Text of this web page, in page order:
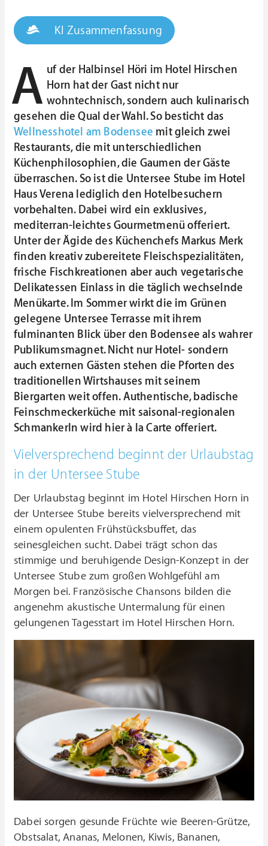
KI Zusammenfassung
A uf der Halbinsel Höri im Hotel Hirschen
Horn hat der Gast nicht nur
wohntechnisch, sondern auch kulinarisch
gesehen die Qual der Wahl. So besticht das
Wellnesshotel am Bodensee mit gleich zwei
Restaurants, die mit unterschiedlichen
Küchenphilosophien, die Gaumen der Gäste
überraschen. So ist die Untersee Stube im Hotel
Haus Verena lediglich den Hotelbesuchern
vorbehalten. Dabei wird ein exklusives,
mediterran-leichtes Gourmetmenü offeriert.
Unter der Ägide des Küchenchefs Markus Merk
finden kreativ zubereitete Fleischspezialitäten,
frische Fischkreationen aber auch vegetarische
Delikatessen Einlass in die täglich wechselnde
Menükarte. Im Sommer wirkt die im Grünen
gelegene Untersee Terrasse mit ihrem
fulminanten Blick über den Bodensee als wahrer
Publikumsmagnet. Nicht nur Hotel- sondern
auch externen Gästen stehen die Pforten des
traditionellen Wirtshauses mit seinem
Biergarten weit offen. Authentische, badische
Feinschmeckerküche mit saisonal-regionalen
Schmankerln wird hier à la Carte offeriert.
Vielversprechend beginnt der Urlaubstag
in der Untersee Stube
Der Urlaubstag beginnt im Hotel Hirschen Horn in
der Untersee Stube bereits vielversprechend mit
einem opulenten Frühstücksbuffet, das
seinesgleichen sucht. Dabei trägt schon das
stimmige und beruhigende Design-Konzept in der
Untersee Stube zum großen Wohlgefühl am
Morgen bei. Französische Chansons bilden die
angenehm akustische Untermalung für einen
gelungenen Tagesstart im Hotel Hirschen Horn.
Dabei sorgen gesunde Früchte wie Beeren-Grütze,
Obstsalat, Ananas, Melonen, Kiwis, Bananen,